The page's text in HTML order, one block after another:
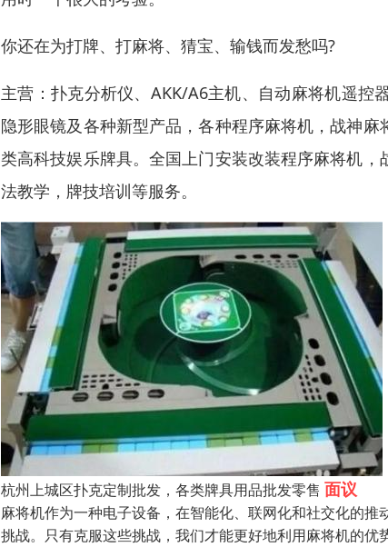
你还在为打牌、打麻将、猜宝、输钱而发愁吗?
主营：扑克分析仪、AKK/A6主机、自动麻将机遥
隐形眼镜及各种新型产品，各种程序麻将机，战神
类高科技娱乐牌具。全国上门安装改装程序麻将机
法教学，牌技培训等服务。
杭州上城区扑克定制批发，各类牌具用品批发零售 面议
麻将机作为一种电子设备，在智能化、联网化和社交化的
挑战。只有克服这些挑战，我们才能更好地利用麻将机的